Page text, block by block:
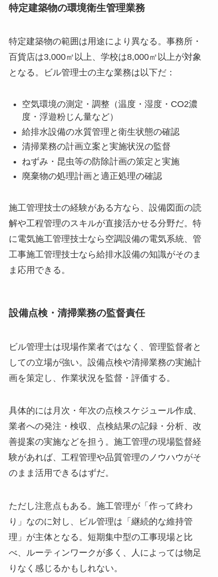
特定建築物の環境衛生管理業務
特定建築物の範囲は用途により異なる。事務所・
百貨店は3,000㎡以上、学校は8,000㎡以上が対象
となる。ビル管理士の主な業務は以下だ：
空気環境の測定・調整（温度・湿度・CO2濃
度・浮遊粉じん量など）
給排水設備の水質管理と衛生状態の確認
清掃業務の計画立案と実施状況の監督
ねずみ・昆虫等の防除計画の策定と実施
廃棄物の処理計画と適正処理の確認
施工管理技士の経験がある方なら、設備図面の読
解や工程管理のスキルが直接活かせる分野だ。特
に電気施工管理技士なら空調設備の電気系統、管
工事施工管理技士なら給排水設備の知識がそのま
ま応用できる。
設備点検・清掃業務の監督責任
ビル管理士は現場作業者ではなく、管理監督者と
しての立場が強い。設備点検や清掃業務の実施計
画を策定し、作業状況を監督・評価する。
具体的には月次・年次の点検スケジュール作成、
業者への発注・検収、点検結果の記録・分析、改
善提案の実施などを担う。施工管理の現場監督経
験があれば、工程管理や品質管理のノウハウがそ
のまま活用できるはずだ。
ただし注意点もある。施工管理が「作って終わ
り」なのに対し、ビル管理は「継続的な維持管
理」が主体となる。短期集中型の工事現場と比
べ、ルーティンワークが多く、人によっては物足
りなく感じるかもしれない。